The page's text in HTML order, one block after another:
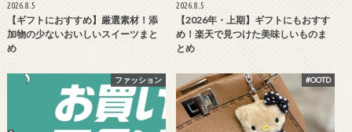
2026.8.5
【ギフトにおすすめ】厳選素材！添
加物の少ないおいしいスイーツまと
め
2026.8.5
【2026年・上期】ギフトにもおすす
め！楽天で見つけた美味しいものま
とめ
ファッション #OOTD